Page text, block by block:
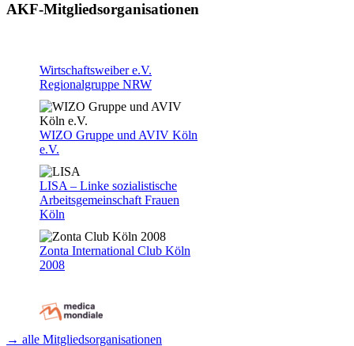
AKF-Mitgliedsorganisationen
Wirtschaftsweiber e.V.
Regionalgruppe NRW
WIZO Gruppe und AVIV Köln
e.V.
LISA – Linke sozialistische
Arbeitsgemeinschaft Frauen
Köln
Zonta International Club Köln
2008
→ alle Mitgliedsorganisationen